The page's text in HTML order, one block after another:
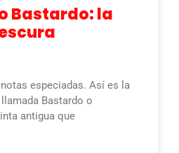
Bastardo: la
especiadas. Así es la
Bastardo o
antigua que